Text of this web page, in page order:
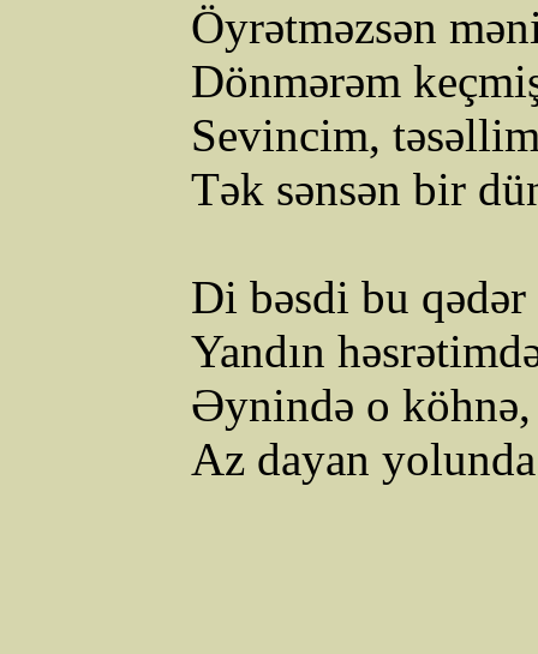
Öyrətməzsən
Dönmərəm
Sevincim,
Tək sənsən bir
Dibəsdi bu
Yandın
Əynində o
Az dayan